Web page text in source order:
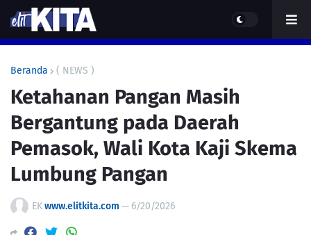
Beranda ( NEWS )
Ketahanan Pangan Masih
Bergantung pada Daerah
Pemasok, Wali Kota Kaji Skema
Lumbung Pangan
EKwww.elitkita.com — 6/20/2026